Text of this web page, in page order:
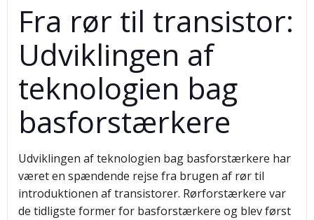
Fra rør til transistor:
Udviklingen af
teknologien bag
basforstærkere
Udviklingen af teknologien bag basforstærkere har
været en spændende rejse fra brugen af rør til
introduktionen af transistorer. Rørforstærkere var
de tidligste former for basforstærkere og blev først